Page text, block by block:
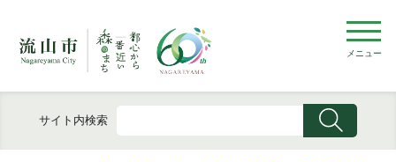
メニュー
サイト内検索